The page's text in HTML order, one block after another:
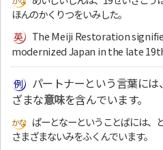
ほんのかくりつをいみした。
The Meiji Restoration
modernized Japan in the late
パートナーという言葉に
ざまな意味を含んでいます。
ぱーとなーということばには、
さまざまないみをふくんでいます。